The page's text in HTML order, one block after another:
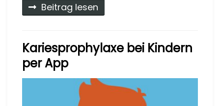
Beitrag lesen
Kariesprophylaxe bei Kindern
per App